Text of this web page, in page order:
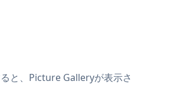
と、Picture Galleryが表示さ